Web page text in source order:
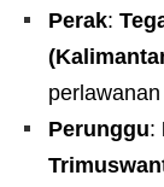
Perak:
Perunggu: